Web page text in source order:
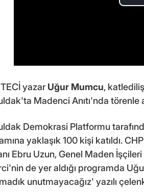
yazar Uğur Mumcu,
Madenci Anıtı'nda törenle
Demokrasi Platformu
yaklaşık 100 kişi katıldı.
Ebru Uzun, Genel Maden
de yer aldığı programda
unutmayacağız' yazılı çelenk